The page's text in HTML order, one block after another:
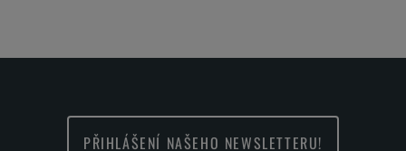
PŘIHLÁŠENÍ NAŠEHO NEWSLETTERU!